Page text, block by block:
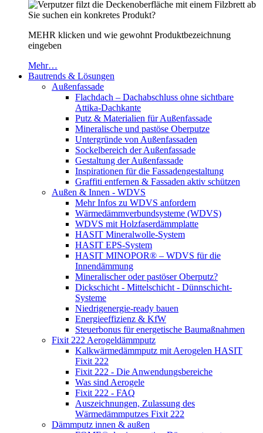
Sie suchen ein konkretes Produkt?
MEHR klicken und wie gewohnt Produktbezeichnung
eingeben
Mehr…
Bautrends & Lösungen
Außenfassade
Flachdach – Dachabschluss ohne sichtbare
Attika-Dachkante
Putz & Materialien für Außenfassade
Mineralische und pastöse Oberputze
Untergründe von Außenfassaden
Sockelbereich der Außenfassade
Gestaltung der Außenfassade
Inspirationen für die Fassadengestaltung
Graffiti entfernen & Fassaden aktiv schützen
Außen & Innen - WDVS
Mehr Infos zu WDVS anfordern
Wärmedämmverbundsysteme (WDVS)
WDVS mit Holzfaserdämmplatte
HASIT Mineralwolle-System
HASIT EPS-System
HASIT MINOPOR® – WDVS für die
Innendämmung
Mineralischer oder pastöser Oberputz?
Dickschicht - Mittelschicht - Dünnschicht-
Systeme
Niedrigenergie-ready bauen
Energieeffizienz & KfW
Steuerbonus für energetische Baumaßnahmen
Fixit 222 Aerogeldämmputz
Kalkwärmedämmputz mit Aerogelen HASIT
Fixit 222
Fixit 222 - Die Anwendungsbereiche
Was sind Aerogele
Fixit 222 - FAQ
Auszeichnungen, Zulassung des
Wärmedämmputzes Fixit 222
Dämmputz innen & außen